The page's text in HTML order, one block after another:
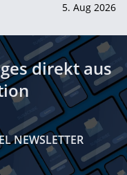
5. Aug 2026
direkt aus
NEWSLETTER